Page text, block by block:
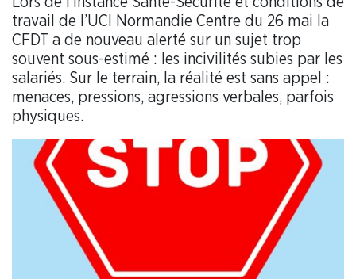
travail de l’UCI Normandie Centre du 26 mai la
CFDT a de nouveau alerté sur un sujet trop
souvent sous-estimé : les incivilités subies par les
salariés. Sur le terrain, la réalité est sans appel :
menaces, pressions, agressions verbales, parfois
physiques.